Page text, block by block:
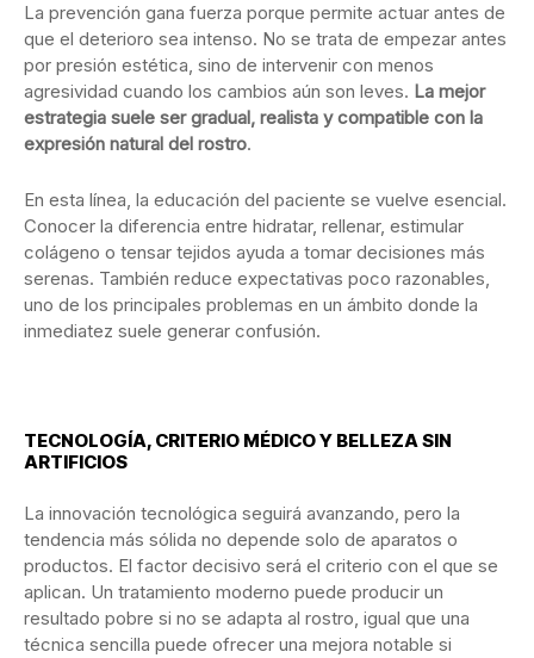
La prevención gana fuerza porque permite actuar antes de
que el deterioro sea intenso. No se trata de empezar antes
por presión estética, sino de intervenir con menos
agresividad cuando los cambios aún son leves. La mejor
estrategia suele ser gradual, realista y compatible con la
expresión natural del rostro.
En esta línea, la educación del paciente se vuelve esencial.
Conocer la diferencia entre hidratar, rellenar, estimular
colágeno o tensar tejidos ayuda a tomar decisiones más
serenas. También reduce expectativas poco razonables,
uno de los principales problemas en un ámbito donde la
inmediatez suele generar confusión.
TECNOLOGÍA, CRITERIO MÉDICO Y BELLEZA SIN
ARTIFICIOS
La innovación tecnológica seguirá avanzando, pero la
tendencia más sólida no depende solo de aparatos o
productos. El factor decisivo será el criterio con el que se
aplican. Un tratamiento moderno puede producir un
resultado pobre si no se adapta al rostro, igual que una
técnica sencilla puede ofrecer una mejora notable si